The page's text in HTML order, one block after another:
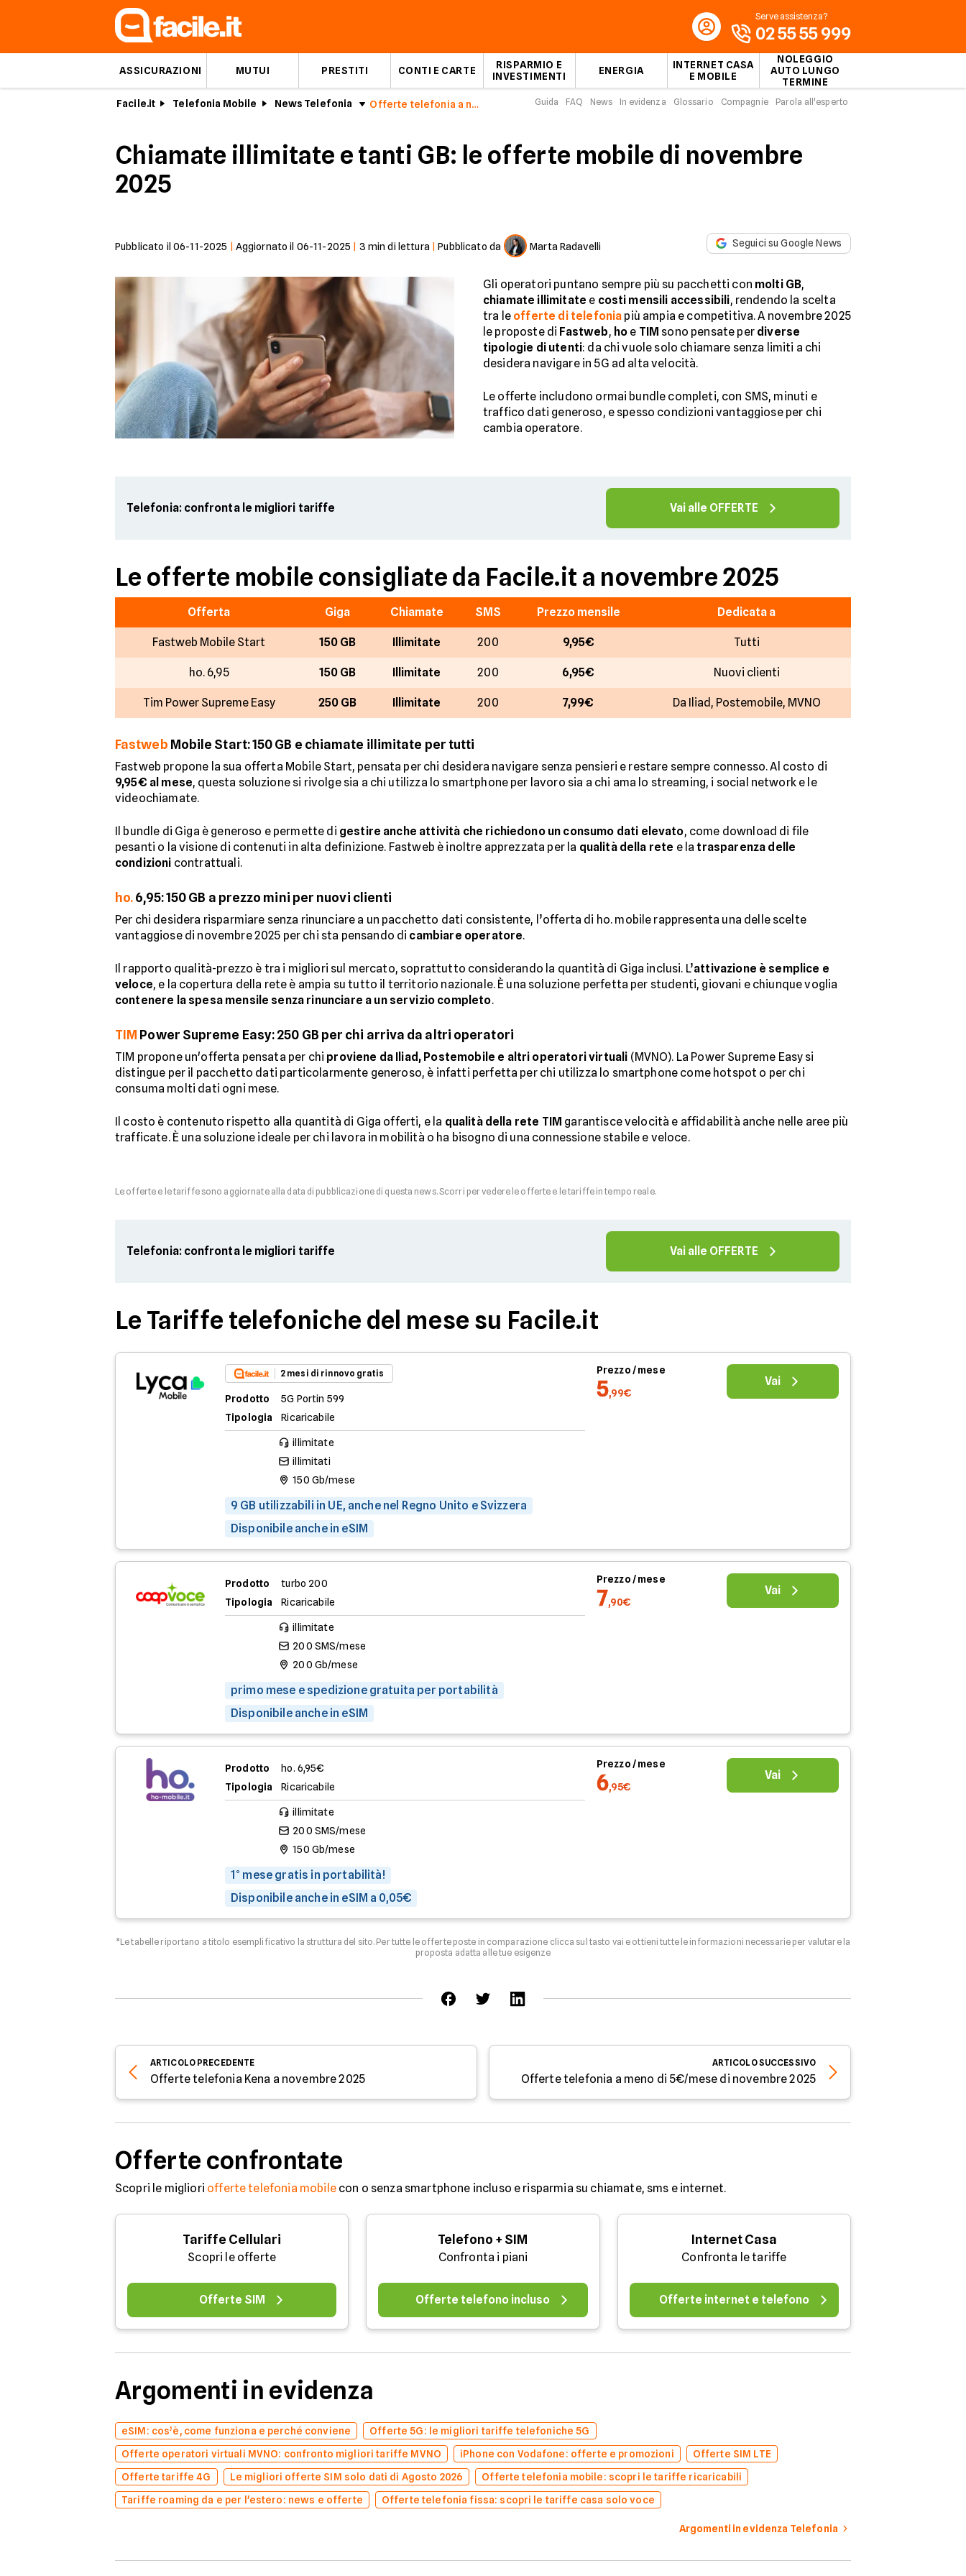
ASSICURAZIONI MUTUI PRESTITI CONTI E CARTE
RISPARMIO E
INVESTIMENTI
ENERGIA
INTERNET CASA
E MOBILE
NOLEGGIO
AUTO LUNGO
TERMINE
Serve assistenza?
02 55 55 999
Facile.it Telefonia Mobile News Telefonia Offerte telefonia a novembre 2025 Guida FAQ News In evidenza Glossario Compagnie Parola all'esperto
Chiamate illimitate e tanti GB: le offerte mobile di novembre
2025
Pubblicato il 06-11-2025 Aggiornato il 06-11-2025 3 min di lettura |Pubblicato da Marta Radavelli Seguici su Google News
Gli operatori puntano sempre più su pacchetti con molti GB,
chiamate illimitate e costi mensili accessibili, rendendo la scelta
tra le offerte di telefonia più ampia e competitiva. A novembre 2025
le proposte di Fastweb, ho e TIM sono pensate per diverse
tipologie di utenti: da chi vuole solo chiamare senza limiti a chi
desidera navigare in 5G ad alta velocità.
Le offerte includono ormai bundle completi, con SMS, minuti e
traffico dati generoso, e spesso condizioni vantaggiose per chi
cambia operatore.
Telefonia: confronta le migliori tariffe Vai alle OFFERTE
Le offerte mobile consigliate da Facile.it a novembre 2025
Offerta Giga Chiamate SMS Prezzo mensile Dedicata a
Fastweb Mobile Start 150 GB Illimitate 200 9,95€ Tutti
ho. 6,95 150 GB Illimitate 200 6,95€ Nuovi clienti
Tim Power Supreme Easy 250 GB Illimitate 200 7,99€ Da Iliad, Postemobile, MVNO
Fastweb Mobile Start: 150 GB e chiamate illimitate per tutti
Fastweb propone la sua offerta Mobile Start, pensata per chi desidera navigare senza pensieri e restare sempre connesso. Al costo di
9,95€ al mese, questa soluzione si rivolge sia a chi utilizza lo smartphone per lavoro sia a chi ama lo streaming, i social network e le
videochiamate.
Il bundle di Giga è generoso e permette di gestire anche attività che richiedono un consumo dati elevato, come download di file
pesanti o la visione di contenuti in alta definizione. Fastweb è inoltre apprezzata per la qualità della rete e la trasparenza delle
condizioni contrattuali.
ho.6,95: 150 GB a prezzo mini per nuovi clienti
Per chi desidera risparmiare senza rinunciare a un pacchetto dati consistente, l’offerta di ho. mobile rappresenta una delle scelte
vantaggiose di novembre 2025 per chi sta pensando di cambiare operatore.
Il rapporto qualità-prezzo è tra i migliori sul mercato, soprattutto considerando la quantità di Giga inclusi. L’attivazione è semplice e
veloce, e la copertura della rete è ampia su tutto il territorio nazionale. È una soluzione perfetta per studenti, giovani e chiunque voglia
contenere la spesa mensile senza rinunciare a un servizio completo.
TIM Power Supreme Easy: 250 GB per chi arriva da altri operatori
TIM propone un'offerta pensata per chi proviene da Iliad, Postemobile e altri operatori virtuali (MVNO). La Power Supreme Easy si
distingue per il pacchetto dati particolarmente generoso, è infatti perfetta per chi utilizza lo smartphone come hotspot o per chi
consuma molti dati ogni mese.
Il costo è contenuto rispetto alla quantità di Giga offerti, e la qualità della rete TIM garantisce velocità e affidabilità anche nelle aree più
trafficate. È una soluzione ideale per chi lavora in mobilità o ha bisogno di una connessione stabile e veloce.
Le offerte e le tariffe sono aggiornate alla data di pubblicazione di questa news. Scorri per vedere le offerte e le tariffe in tempo reale.
Telefonia: confronta le migliori tariffe Vai alle OFFERTE
Le Tariffe telefoniche del mese su Facile.it
2 mesi di rinnovo gratis
Prodotto
5G Portin 599
Tipologia
Ricaricabile
illimitate
illimitati
150 Gb/mese
9 GB utilizzabili in UE, anche nel Regno Unito e Svizzera
Disponibile anche in eSIM
Prezzo / mese
5,99€
Vai
Prodotto
turbo 200
Tipologia
Ricaricabile
illimitate
200 SMS/mese
200 Gb/mese
primo mese e spedizione gratuita per portabilità
Disponibile anche in eSIM
Prezzo / mese
7,90€
Vai
Prodotto
ho. 6,95€
Tipologia
Ricaricabile
illimitate
200 SMS/mese
150 Gb/mese
1° mese gratis in portabilità!
Disponibile anche in eSIM a 0,05€
Prezzo / mese
6,95€
Vai
*Le tabelle riportano a titolo esemplificativo la struttura del sito. Per tutte le offerte poste in comparazione clicca sul tasto vai e ottieni tutte le informazioni necessarie per valutare la
proposta adatta alle tue esigenze
ARTICOLO PRECEDENTE
Offerte telefonia Kena a novembre 2025
ARTICOLOSUCCESSIVO
Offerte telefonia a meno di 5€/mese di novembre 2025
Offerte confrontate
Scopri le migliori offerte telefonia mobilecon o senza smartphone incluso e risparmia su chiamate, sms e internet.
Tariffe Cellulari
Scopri le offerte
Offerte SIM
Telefono + SIM
Confronta i piani
Offerte telefono incluso
Internet Casa
Confronta le tariffe
Offerte internet e telefono
Argomenti in evidenza
eSIM: cos’è, come funziona e perché conviene
Offerte 5G: le migliori tariffe telefoniche 5G
Offerte operatori virtuali MVNO: confronto migliori tariffe MVNO
iPhone con Vodafone: offerte e promozioni
Offerte SIM LTE
Offerte tariffe 4G
Le migliori offerte SIM solo dati di Agosto 2026
Offerte telefonia mobile: scopri le tariffe ricaricabili
Tariffe roaming da e per l'estero: news e offerte
Offerte telefonia fissa: scopri le tariffe casa solo voce
Argomenti in evidenza Telefonia